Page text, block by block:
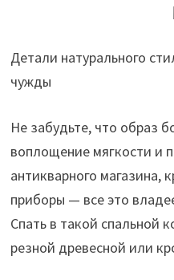
Детали натурального
чужды
Не забудьте, что образ
воплощение мягкости и
антикварного магазина,
приборы — все это
Спать в такой спальной
резной древесной или